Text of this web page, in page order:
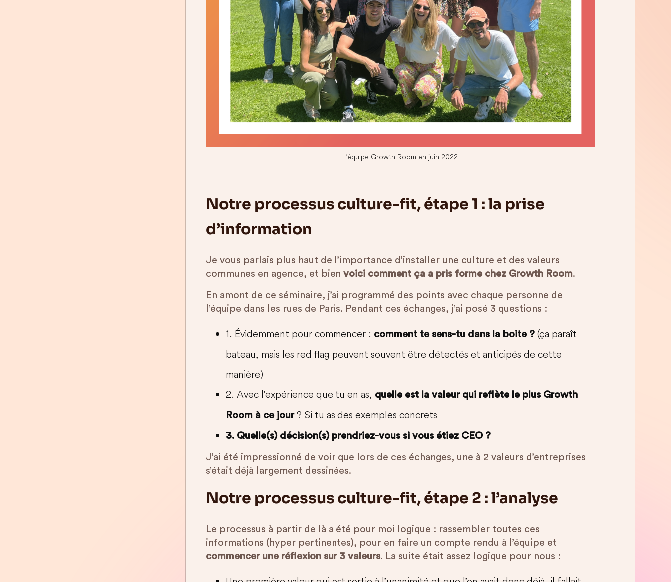
L’équipe Growth Room en juin 2022
Notre processus culture-fit, étape 1 : la prise
d’information
Je vous parlais plus haut de l’importance d’installer une culture et des valeurs
communes en agence, et bien voici comment ça a pris forme chez Growth Room.
En amont de ce séminaire, j’ai programmé des points avec chaque personne de
l’équipe dans les rues de Paris. Pendant ces échanges, j’ai posé 3 questions :
1. Évidemment pour commencer : comment te sens-tu dans la boite ? (ça paraît
bateau, mais les red flag peuvent souvent être détectés et anticipés de cette
manière)
2. Avec l’expérience que tu en as, quelle est la valeur qui reflète le plus Growth
Room à ce jour ? Si tu as des exemples concrets
3. Quelle(s) décision(s) prendriez-vous si vous étiez CEO ?
J’ai été impressionné de voir que lors de ces échanges, une à 2 valeurs d’entreprises
s’était déjà largement dessinées.
Notre processus culture-fit, étape 2 : l’analyse
Le processus à partir de là a été pour moi logique : rassembler toutes ces
informations (hyper pertinentes), pour en faire un compte rendu à l’équipe et
commencer une réflexion sur 3 valeurs. La suite était assez logique pour nous :